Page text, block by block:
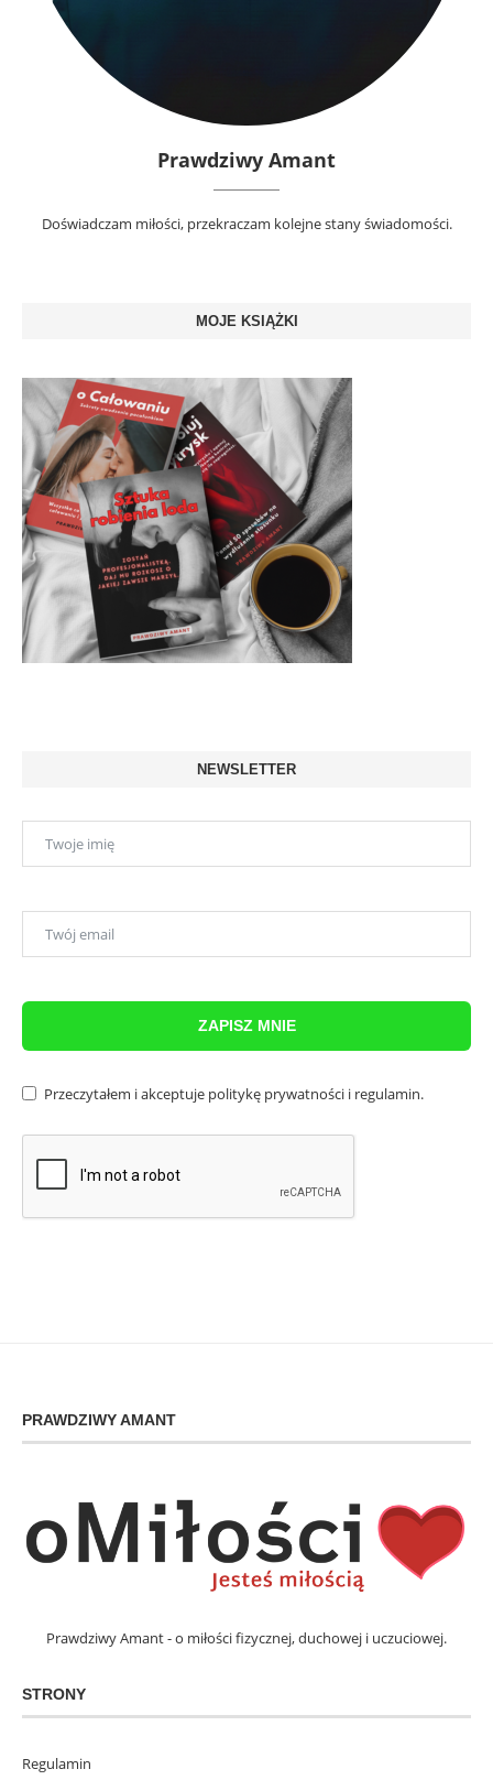
Prawdziwy Amant
Doświadczam miłości, przekraczam kolejne stany świadomości.
MOJE KSIĄŻKI
NEWSLETTER
ZAPISZ MNIE
Przeczytałem i akceptuje politykę prywatności i regulamin.
PRAWDZIWY AMANT
Prawdziwy Amant - o miłości fizycznej, duchowej i uczuciowej.
STRONY
Regulamin